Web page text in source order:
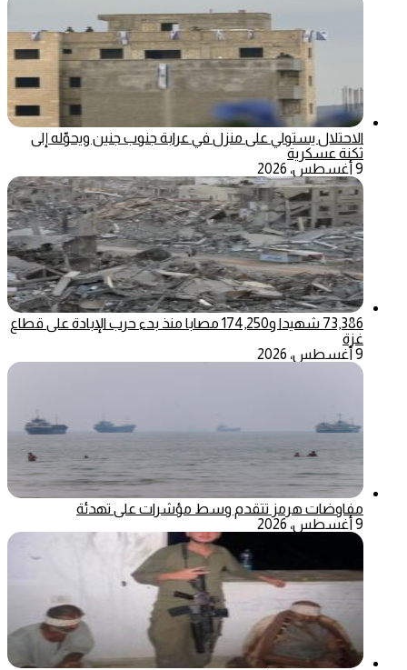
الاحتلال يستولي على منزل في عرابة جنوب جنين ويحوّله إلى
ثكنة عسكرية
9 أغسطس، 2026
73,386 شهيدا و174,250 مصابا منذ بدء حرب الإبادة على قطاع
غزة
9 أغسطس، 2026
مفاوضات هرمز تتقدم وسط مؤشرات على تهدئة
9 أغسطس، 2026